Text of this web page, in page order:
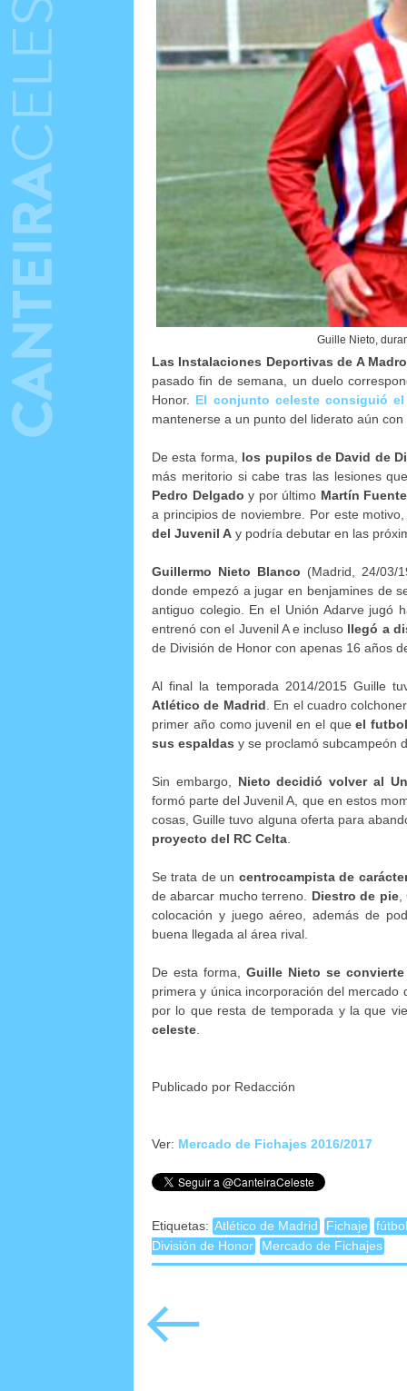
Guille Nieto,
Las Instalaciones Deportivas de A
pasado fin de semana, un duelo
Honor. El conjunto celeste consiguió
mantenerse a un punto del liderato aún
De esta forma, los pupilos de David de
más meritorio si cabe tras las lesiones
Pedro Delgado y por último Martín
a principios de noviembre. Por este
del Juvenil A y podría debutar en las
Guillermo Nieto Blanco (Madrid, 24/03/
donde empezó a jugar en benjamines de
antiguo colegio. En el Unión Adarve jugó
entrenó con el Juvenil A e incluso llegó a
de División de Honor con apenas 16 años
Al final la temporada 2014/2015 Guille
Atlético de Madrid . En el cuadro
primer año como juvenil en el queel
sus espaldas y se proclamó subcampeón
Sin embargo, Nieto decidió volver al
formó parte del Juvenil A, que en estos
cosas, Guille tuvo alguna oferta para
proyecto del RC Celta
Se trata de un centrocampista de
de abarcar mucho terreno. Diestro de pie,
colocación y juego aéreo, además de
buena llegada al área rival.
De esta forma,
Guille Nieto se
primera y única incorporación del
por lo que resta de temporada y la que
celeste
Publicado por Redacción
Ver: Mercado de Fichajes 2016/2017
Etiquetas: Atlético de Madrid Fichaje
División de Honor
Mercado de Fichajes